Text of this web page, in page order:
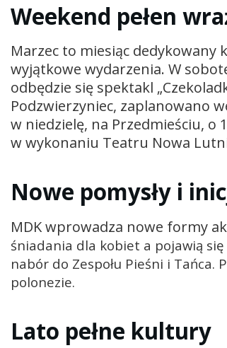
Weekend pełen
Marzec to miesiąc dedykowany
wyjątkowe wydarzenia. W
odbędzie się spektakl
Podzwierzyniec, zaplanowano
w niedzielę, na Przedmieściu, o
w wykonaniu Teatru Nowa
Nowe pomysły i
MDK wprowadza nowe formy
śniadania dla kobiet a pojawią
nabór do Zespołu Pieśni i Tańca.
polonezie.
Lato pełne kultury